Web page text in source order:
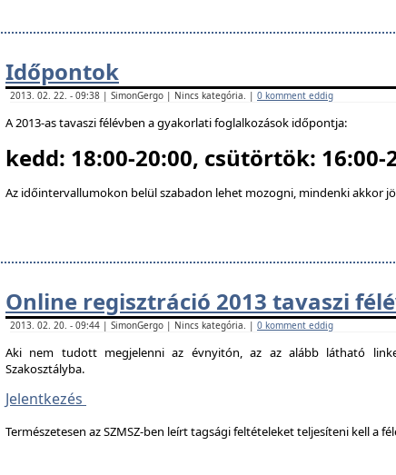
Időpontok
2013. 02. 22. - 09:38 | SimonGergo | Nincs kategória. | 0 komment eddig
A 2013-as tavaszi félévben a gyakorlati foglalkozások időpontja:
kedd: 18:00-20:00, csütörtök: 16:00-
Az időintervallumokon belül szabadon lehet mozogni, mindenki akkor
Online regisztráció 2013 tavaszi
2013. 02. 20. - 09:44 | SimonGergo | Nincs kategória. | 0 komment eddig
Aki nem tudott megjelenni az évnyitón, az az alább látható
Szakosztályba.
Jelentkezés
Természetesen az SZMSZ-ben leírt tagsági feltételeket teljesíteni kell a